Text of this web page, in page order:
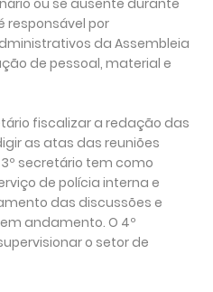
ou se ausente durante
responsável por
da Assembleia
de pessoal, material e
fiscalizar a redação das
as atas das reuniões
secretário tem como
de polícia interna e
das discussões e
andamento. O 4º
o setor de